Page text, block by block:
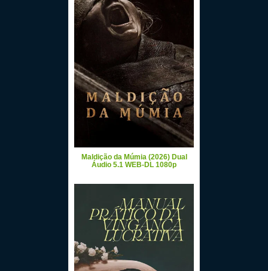
Maldição da Múmia (2026) Dual
Áudio 5.1 WEB-DL 1080p